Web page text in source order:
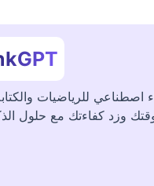
وقتك وزد كفاءتك مع حلول